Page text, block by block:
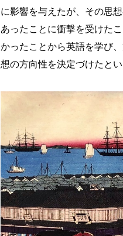
に影響を与えたが、その思
あったことに衝撃を受けた
かったことから英語を学び
想の方向性を決定づけたとい